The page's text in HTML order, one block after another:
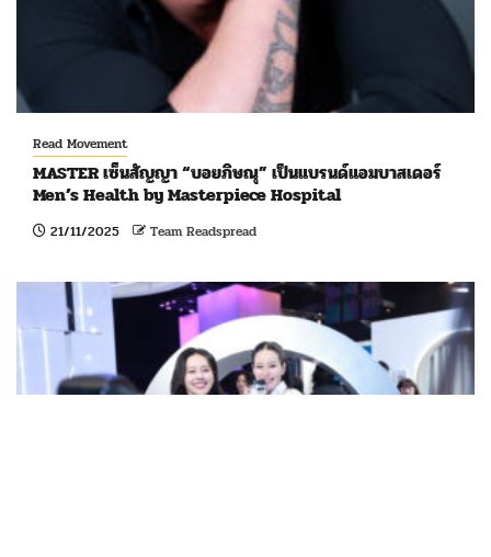
Read Movement
MASTER เซ็นสัญญา “บอยภิษณุ” เป็นแบรนด์แอมบาสเดอร์
Men’s Health by Masterpiece Hospital
21/11/2025 Team Readspread